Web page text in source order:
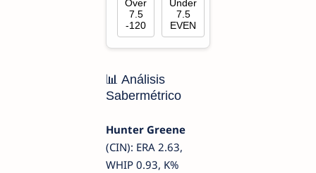
Over
7.5
-120
Under
7.5
EVEN
📊 Análisis
Sabermétrico
Hunter Greene
(CIN): ERA 2.63,
WHIP 0.93, K%